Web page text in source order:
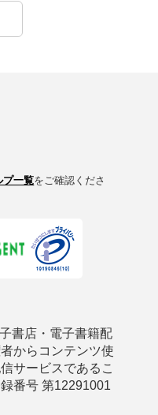
プ一覧をご確認くださ
書店・電子書籍配
からコンテンツ使
サービスであるこ
番号 第12291001